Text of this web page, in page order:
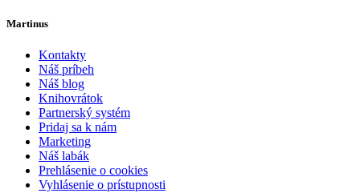
Martinus
Kontakty
Náš príbeh
Náš blog
Knihovrátok
Partnerský systém
Pridaj sa k nám
Marketing
Náš labák
Prehlásenie o cookies
Vyhlásenie o prístupnosti